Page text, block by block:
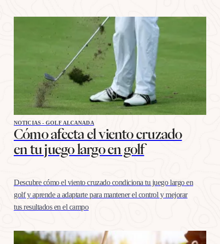
NOTICIAS - GOLF ALCANADA
Cómo afecta el viento cruzado
en tu juego largo en golf
Descubre cómo el viento cruzado condiciona tu juego largo en
golf y aprende a adaptarte para mantener el control y mejorar
tus resultados en el campo